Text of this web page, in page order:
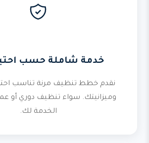
خدمة شاملة حسب
نقدم خطط تنظيف مرنة تناسب
وميزانيتك. سواء تنظيف دوري أو
الخدمة لك.